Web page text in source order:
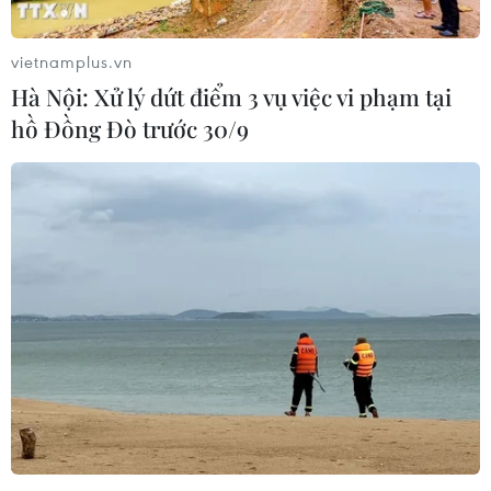
Trường Đại học Khoa học Tự nhiên,
Đại học Quốc gia Hà Nội năm 2026?
09/08/2026 08:52
Phát huy vai trò "đại sứ văn hóa, đất
nước và con người Việt Nam" của
kiều bào
Hà Nội đề xuất gia hạn 6 tháng đối
với 6 dự án đầu tư quy mô lớn
09/08/2026 08:42
Hải Phòng dự kiến còn 780 trường
vietnamplus.vn
Hà Nội: Xử lý dứt điểm 3 vụ việc vi phạm tại
hồ Đồng Đò trước 30/9